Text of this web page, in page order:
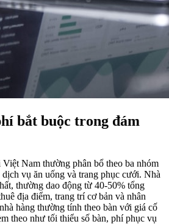
bắt buộc trong đám
Nam thường phân bổ theo ba nhóm
vụ ăn uống và trang phục cưới. Nhà
thường dao động từ 40-50% tổng
địa điểm, trang trí cơ bản và nhân
hàng thường tính theo bàn với giá cố
theo như tối thiểu số bàn, phí phục vụ